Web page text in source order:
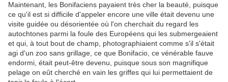
Maintenant, les Bonifaciens payaient très cher la beauté, puisque
ce qu'il est si difficile d'appeler encore une ville était devenu une
visite guidée ou désorientée où l'on cherchait du regard les
autochtones parmi la foule des Européens qui les submergeaient
et qui, à tout bout de champ, photographiaient comme s'il s'était
agi d'un zoo sans grillage, ce que Bonifacio, ce vénérable fauve
endormi, était peut-être devenu, puisque sous son magnifique
pelage on eût cherché en vain les griffes qui lui permettaient de